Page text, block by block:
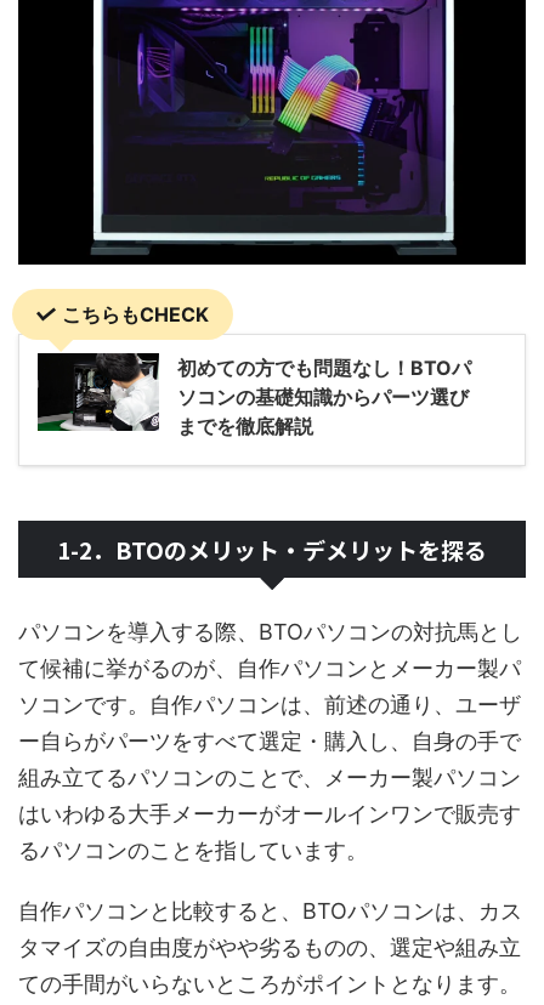
こちらもCHECK
初めての方でも問題なし！BTOパ
ソコンの基礎知識からパーツ選び
までを徹底解説
1-2．BTOのメリット・デメリットを探る
パソコンを導入する際、BTOパソコンの対抗馬とし
て候補に挙がるのが、自作パソコンとメーカー製パ
ソコンです。自作パソコンは、前述の通り、ユーザ
ー自らがパーツをすべて選定・購入し、自身の手で
組み立てるパソコンのことで、メーカー製パソコン
はいわゆる大手メーカーがオールインワンで販売す
るパソコンのことを指しています。
自作パソコンと比較すると、BTOパソコンは、カス
タマイズの自由度がやや劣るものの、選定や組み立
ての手間がいらないところがポイントとなります。